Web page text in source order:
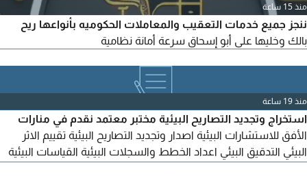
منذ 15 ساعة
ننجز جميع خدمات التعقيب والمعاملات الحكوميه بأنواعها ريح
بالك وخليها على أبو إسحاق سرعة أمانة نظامية
منذ 19 ساعة
استخراج وتجديد التصاريح البيئية مختبر معتمد نقدم في منارات
الأفق للاستشارات البيئية اصدار وتجديد التصاريح البيئية تقييم الاثر
البيئي التدقيق البيئي اعداد الخطط والسجلات البيئية القياسات البيئية